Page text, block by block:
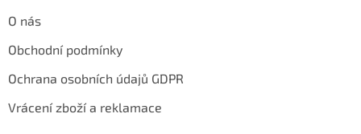
O nás
Obchodní podmínky
Ochrana osobních údajů GDPR
Vrácení zboží a reklamace